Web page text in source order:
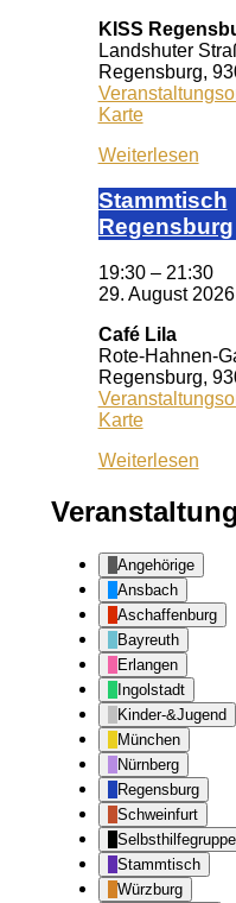
KISS
Landshuter
Regensburg,
KarteKISS
Weiterlesen
Stamm­tisch
Reg­ens­burg
19:30 – 21:30
29. August 2026
Café Lila
Rote-Hahnen-
Regensburg,
KarteCafé
Weiterlesen
Angehörige
Ansbach
Aschaffenburg
Bayreuth
Erlangen
Ingolstadt
Kinder-&Jugend
München
Nürnberg
Regensburg
Schweinfurt
Selbsthilfegruppe
Stammtisch
Würzburg